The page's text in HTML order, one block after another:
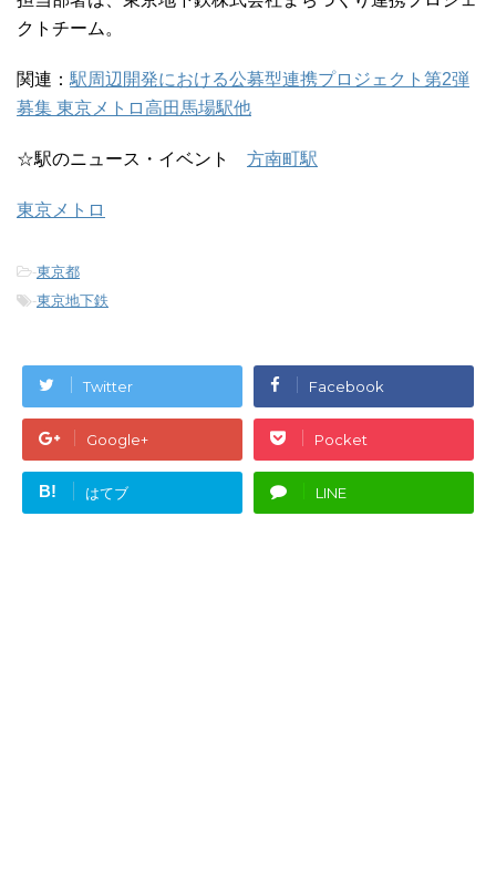
クトチーム。
関連： 駅周辺開発における公募型連携プロジェクト第2弾
募集 東京メトロ高田馬場駅他
☆駅のニュース・イベント 方南町駅
東京メトロ
-東京都
-東京地下鉄
Twitter Facebook
Google+ Pocket
B! はてブ LINE